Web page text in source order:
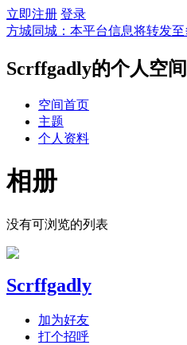
立即注册 登录
方城同城：本平台信息将转发
Scrffgadly的个人空间
空间首页
主题
个人资料
相册
没有可浏览的列表
Scrffgadly
加为好友
打个招呼